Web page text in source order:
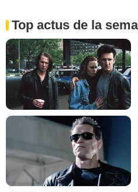
Top actus de la